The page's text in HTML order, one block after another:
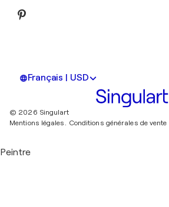
Français | USD
© 2026 Singulart
Mentions légales. Conditions générales de vente
Peintre